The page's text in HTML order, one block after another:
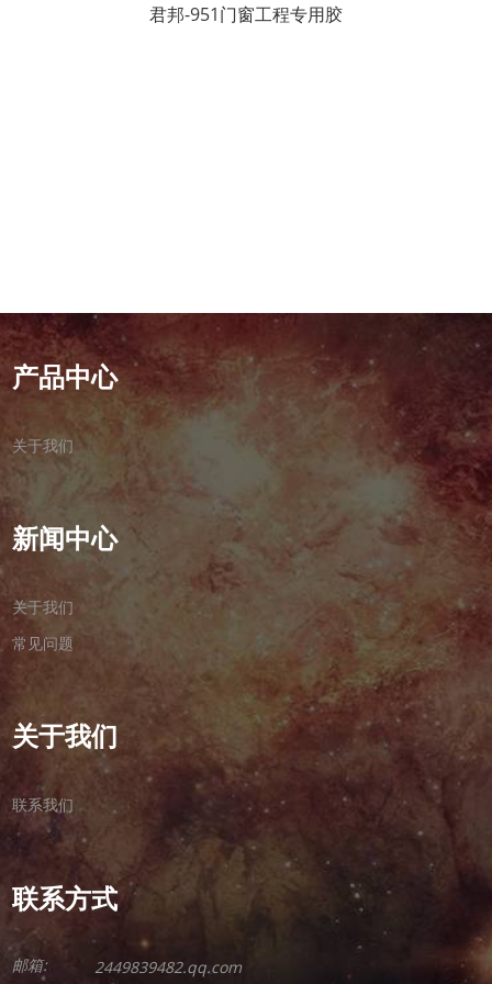
君邦-951门窗工程专用胶
产品中心
关于我们
新闻中心
关于我们
常见问题
关于我们
联系我们
联系方式
邮箱: 2449839482.qq.com